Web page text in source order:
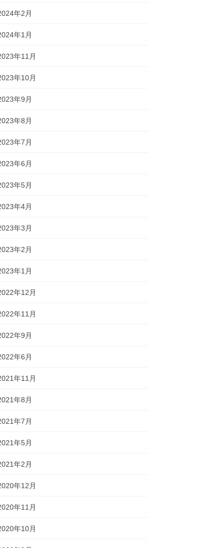
年2月
年1月
年11月
年10月
年9月
年8月
年7月
年6月
年5月
年4月
年3月
年2月
年1月
年12月
年11月
年9月
年6月
年11月
年8月
年7月
年5月
年2月
年12月
年11月
年10月